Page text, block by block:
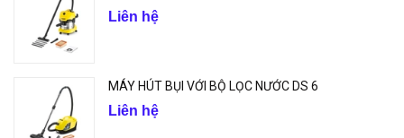
Liên hệ
MÁY HÚT BỤI VỚI BỘ LỌC NƯỚC DS 6
Liên hệ